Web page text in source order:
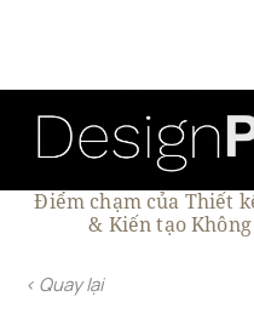
Điểm chạm của Thiết
& Kiến tạo
< Quay lại